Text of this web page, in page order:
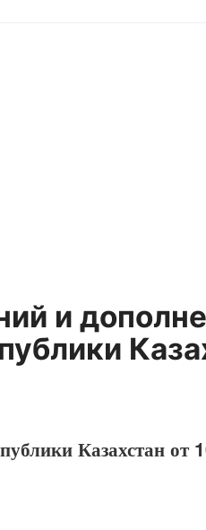
и
Казахстан